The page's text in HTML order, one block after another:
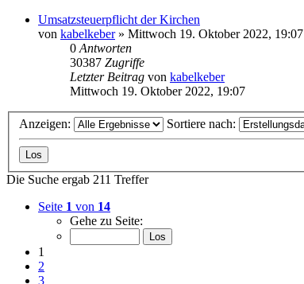
Umsatzsteuerpflicht der Kirchen
von kabelkeber» Mittwoch 19. Oktober 2022, 19:07
0 Antworten
30387 Zugriffe
Letzter Beitrag von kabelkeber
Mittwoch 19. Oktober 2022, 19:07
Anzeigen: Sortiere nach:
Die Suche ergab 211 Treffer
Seite 1 von 14
Gehe zu Seite:
1
2
3